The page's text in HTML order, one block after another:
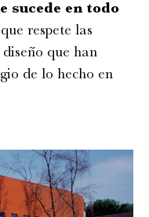
sucede en todo
respete las
que han
de lo hecho en